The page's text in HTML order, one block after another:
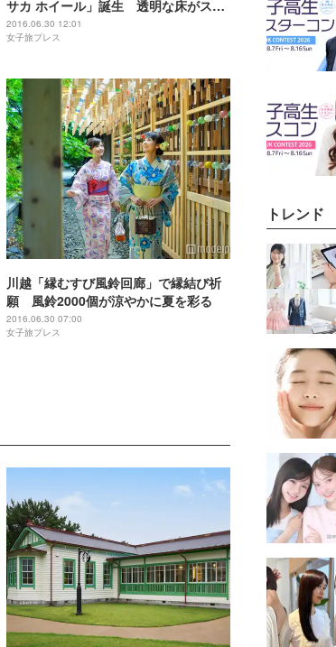
サカ ホイール」誕生 透明な床がスリ
ル満点！
2016.06.30 12:01
女子旅プレス
川越「縁むすび風鈴回廊」で縁結び祈
願 風鈴2000個が涼やかに夏を彩る
2016.06.30 07:00
女子旅プレス
トレンド